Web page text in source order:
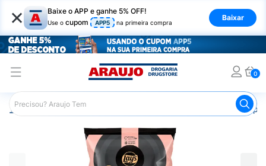
× Baixe o APP e ganhe 5% OFF!
Use o cupom APP5 na primeira compra
Baixar
0
Araujo Mercado Batata Chips